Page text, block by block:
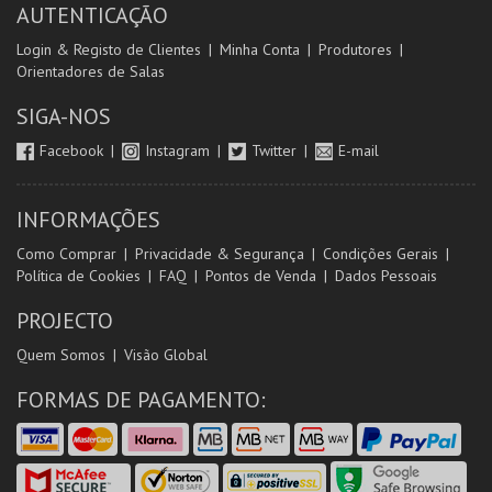
AUTENTICAÇÃO
Login & Registo de Clientes Minha Conta
Produtores
Orientadores de Salas
SIGA-NOS
Facebook Instagram Twitter E-mail
INFORMAÇÕES
Como Comprar Privacidade & Segurança
Condições Gerais
Política de Cookies
FAQ Pontos de Venda Dados Pessoais
PROJECTO
Quem Somos Visão Global
FORMAS DE PAGAMENTO: